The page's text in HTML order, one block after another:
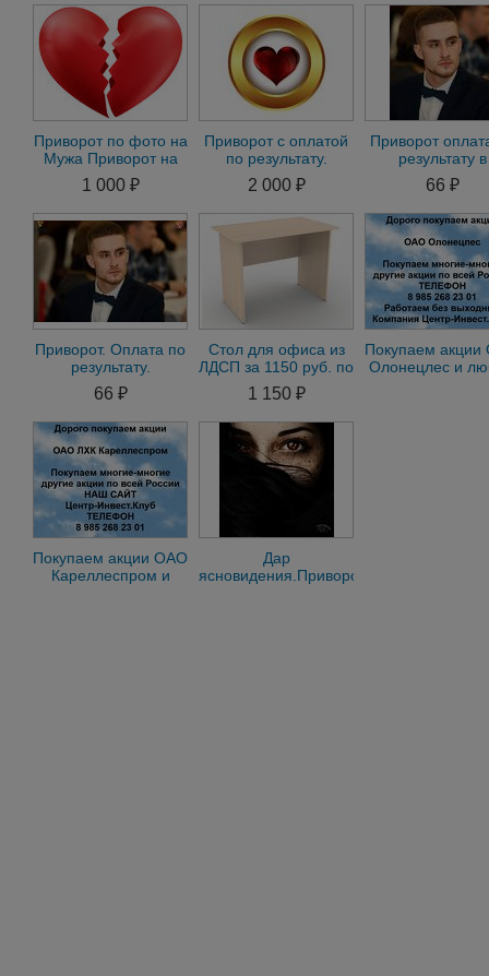
Приворот по фото на
Мужа Приворот на
любимого
1 000 ₽
Приворот с оплатой
по результату.
Приворот без
последствий.Гадание
и
2 000 ₽
Приворот
результату в
без 66 ₽
Приворот. Оплата по
результату.
Магическая помощь
в делах и бизнeсе ж
66 ₽
Стол для офиса из
ЛДСП за 1150 руб. по
оптовым ценам со
складаe fes
1 150 ₽
Покупаем
Олонецлес и
Покупаем акции ОАО
Кареллеспром и
Дар
ясновидения.Приворот